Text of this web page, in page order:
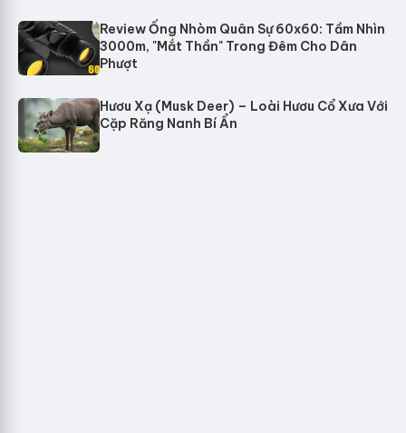
Review Ống Nhòm Quân Sự 60x60: Tầm Nhìn
3000m, "Mắt Thần" Trong Đêm Cho Dân
Phượt
Hươu Xạ (Musk Deer) – Loài Hươu Cổ Xưa Với
Cặp Răng Nanh Bí Ẩn